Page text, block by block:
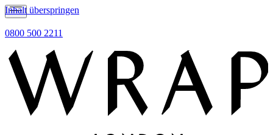
Inhalt überspringen
0800 500 2211